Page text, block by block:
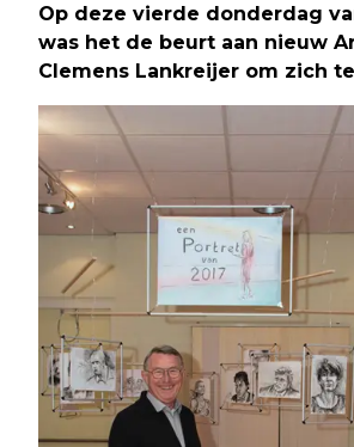
Op deze vierde donderdag
was het de beurt aan nieuw
Clemens Lankreijer om zich